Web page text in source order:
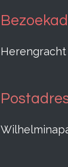
Herengracht